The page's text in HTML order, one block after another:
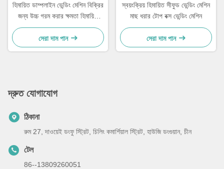
হিমায়িত ডাম্পলাইন ভেন্ডিং মেশিন বিক্রির
জন্য উচ্চ গরম করার ক্ষমতা হিমায়িত
খাদ্য ভেন্ডিং মেশিন
সেরা দাম পান
স্বয়ংক্রিয় হিমায়িত সীফুড ভেন্ডিং মেশিন
মাছ ধরার টোপ বক্স ভেন্ডিং মেশিন
সেরা দাম পান
দ্রুত যোগাযোগ
ঠিকানা
রুম 27, দাওয়েই ডংফু স্ট্রিট, চিলিং কমার্শিয়াল স্ট্রিট, হাউজি ডংগুয়ান, চীন
টেল
86--13809260051